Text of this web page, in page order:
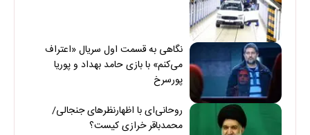
نگاهی به قسمت اول سریال «اعتراف
می‌کنم» با بازی حامد بهداد و پوریا
پورسرخ
روحانی‌ای با اظهارنظرهای جنجالی/
محمدباقر خرازی کیست؟